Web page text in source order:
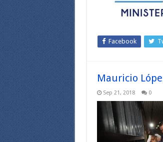
Facebook
Mauricio
Sep 21, 2018 0